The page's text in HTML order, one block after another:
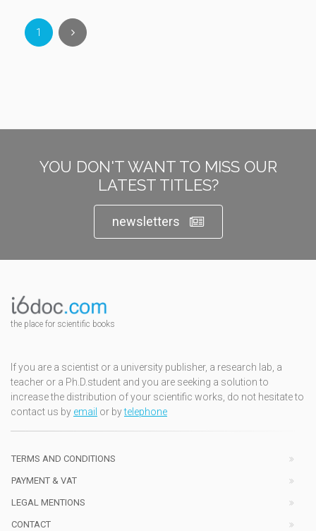
1
YOU DON'T WANT TO MISS OUR
LATEST TITLES?
newsletters
the place for scientific books
If you are a scientist or a university publisher, a research lab, a
teacher or a Ph.D.student and you are seeking a solution to
increase the distribution of your scientific works, do not hesitate to
contact us by email or bytelephone
TERMS AND CONDITIONS
PAYMENT & VAT
LEGAL MENTIONS
CONTACT